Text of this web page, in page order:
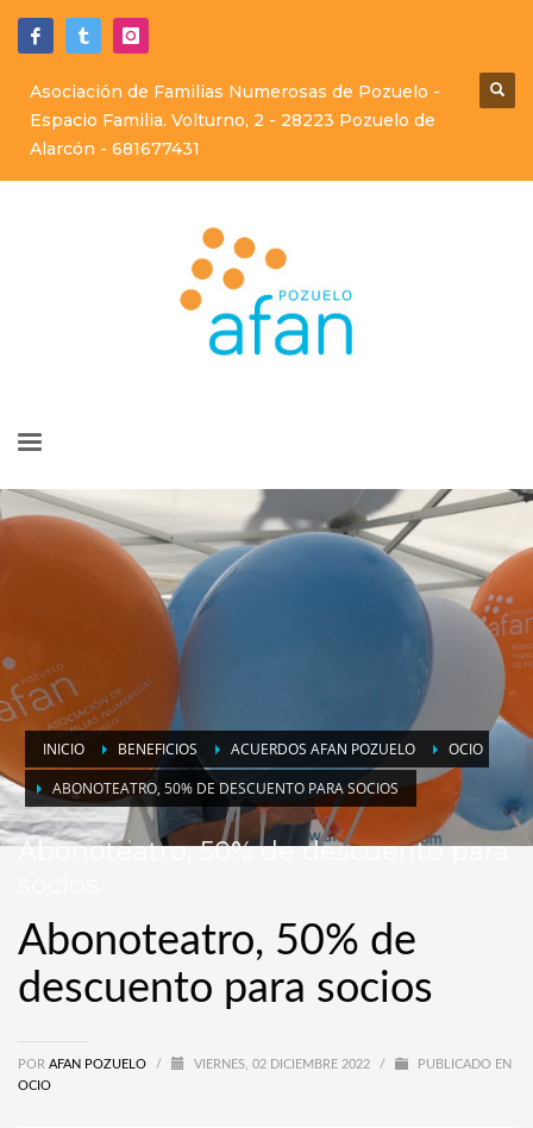
Asociación de Familias Numerosas de Pozuelo -
Espacio Familia. Volturno, 2 - 28223 Pozuelo de
Alarcón - 681677431
INICIO BENEFICIOS ACUERDOS AFAN POZUELO
OCIO
ABONOTEATRO, 50% DE DESCUENTO PARA SOCIOS
Abonoteatro, 50% de descuento para
Abonoteatro, 50% de
descuento para socios
POR AFAN POZUELO / VIERNES, 02 DICIEMBRE 2022 /
PUBLICADO EN
OCIO